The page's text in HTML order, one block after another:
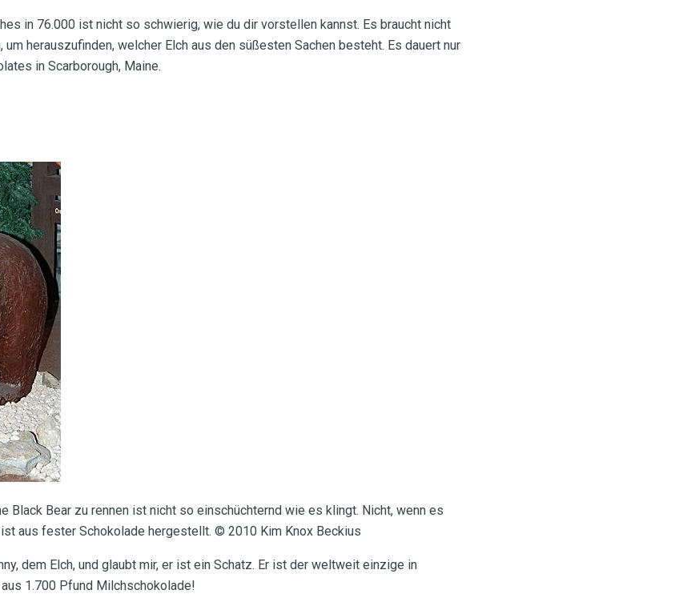
in 76.000 ist nicht so schwierig, wie du dir vorstellen kannst. Es braucht nicht
herauszufinden, welcher Elch aus den süßesten Sachen besteht. Es dauert nur
in Scarborough, Maine.
Black Bear zu rennen ist nicht so einschüchternd wie es klingt. Nicht, wenn es
aus fester Schokolade hergestellt. © 2010 Kim Knox Beckius
dem Elch, und glaubt mir, er ist ein Schatz. Er ist der weltweit einzige in
1.700 Pfund Milchschokolade!